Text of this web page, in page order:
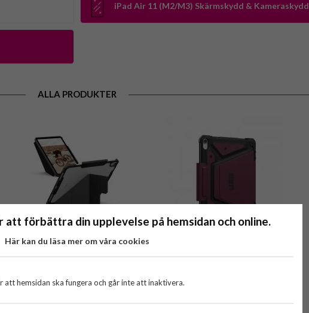
iPad Air 11 (M2/M3) Skärmskydd & Kameraskydd
ALLA PRODUKTER
Urban Armor Gear (UAG) - iPad
699 kr
att förbättra din upplevelse på hemsidan och online.
Här kan du läsa mer om våra cookies
att hemsidan ska fungera och går inte att inaktivera.